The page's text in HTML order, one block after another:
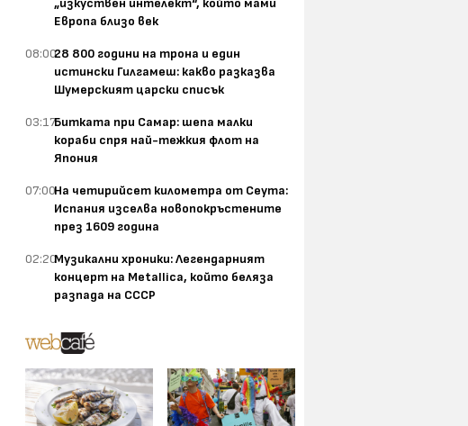
Европа близо век
08:0028 800 години на трона и един
истински Гилгамеш: какво разказва
Шумерският царски списък
03:17Битката при Самар: шепа малки
кораби спря най-тежкия флот на
Япония
07:00На четирийсет километра от Сеута:
Испания изселва новопокръстените
през 1609 година
02:20Музикални хроники: Легендарният
концерт на Metallica, който беляза
разпада на СССР